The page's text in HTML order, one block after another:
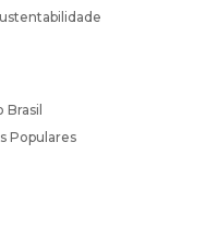
Populares